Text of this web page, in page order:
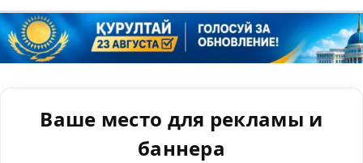
Ваше место для рекламы и
баннера